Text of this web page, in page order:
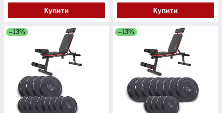
Купити Купити
–13% –13%